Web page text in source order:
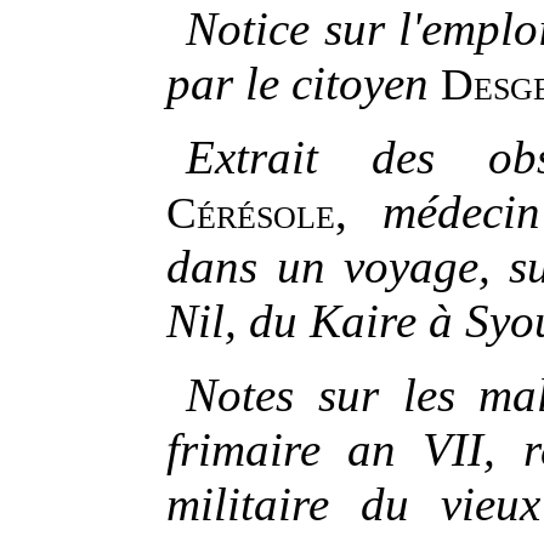
Notice sur
par le citoyen
Extrait des
Cérésole,
dans un voyage,
Nil, du Kaire à
Notes sur les
frimaire an VII,
militaire du